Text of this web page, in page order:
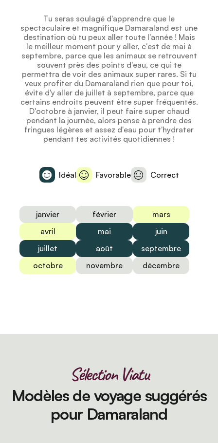
Tu seras soulagé d'apprendre que le
spectaculaire et magnifique Damaraland est une
destination où tu peux aller toute l'année ! Mais
le meilleur moment pour y aller, c'est de mai à
septembre, parce que les animaux se retrouvent
souvent près des points d'eau, ce qui te
permettra de voir des animaux super rares. Si tu
veux profiter du Damaraland rien que pour toi,
évite d'y aller de juillet à septembre, parce que
certains endroits peuvent être super fréquentés.
D'octobre à janvier, il peut faire super chaud
pendant la journée, alors pense à prendre des
fringues légères et assez d'eau pour t'hydrater
pendant tes activités quotidiennes !
Idéal Favorable Correct
janvier février
mars
avril
mai
juin
juillet
août
septembre
octobre
novembre décembre
Sélection Viatu
Modèles de voyage suggérés
pour Damaraland